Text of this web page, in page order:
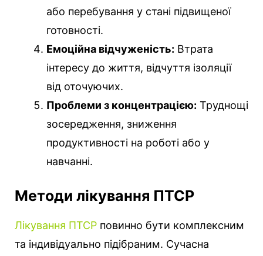
або перебування у стані підвищеної
готовності.
Емоційна відчуженість: Втрата
інтересу до життя, відчуття ізоляції
від оточуючих.
Проблеми з концентрацією: Труднощі
зосередження, зниження
продуктивності на роботі або у
навчанні.
Методи лікування ПТСР
Лікування ПТСР повинно бути комплексним
та індивідуально підібраним. Сучасна